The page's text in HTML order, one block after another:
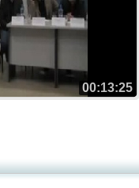
00:13:25